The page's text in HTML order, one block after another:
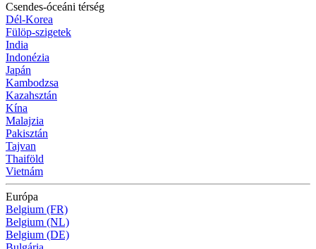
Csendes-óceáni térség
Dél-Korea
Fülöp-szigetek
India
Indonézia
Japán
Kambodzsa
Kazahsztán
Kína
Malajzia
Pakisztán
Tajvan
Thaiföld
Vietnám
Európa
Belgium (FR)
Belgium (NL)
Belgium (DE)